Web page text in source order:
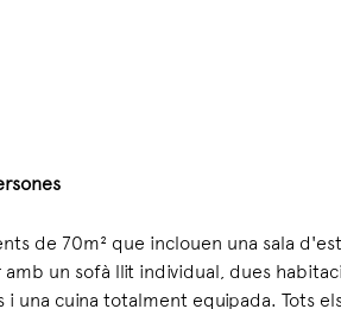
de 70m² que inclouen una sala
amb un sofà llit individual, dues
i una cuina totalment equipada. Tots